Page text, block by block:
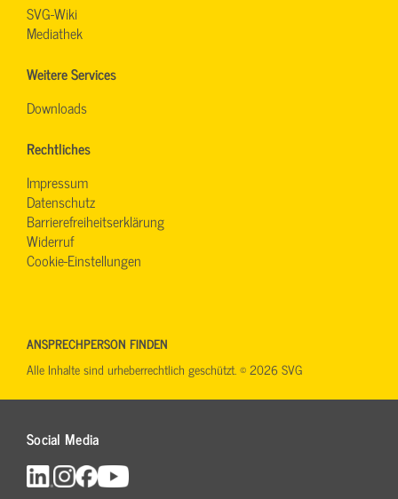
SVG-Wiki
Mediathek
Weitere Services
Downloads
Rechtliches
Impressum
Datenschutz
Barrierefreiheitserklärung
Widerruf
Cookie-Einstellungen
Social Media
ANSPRECHPERSON FINDEN
Alle Inhalte sind urheberrechtlich geschützt. © 2026 SVG